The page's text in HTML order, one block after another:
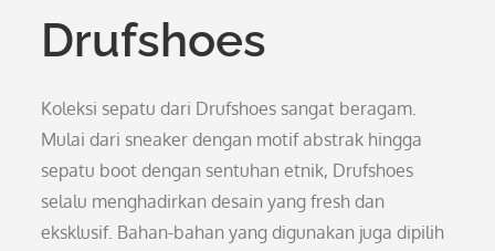
Drufshoes
Koleksi sepatu dari Drufshoes sangat beragam.
Mulai dari sneaker dengan motif abstrak hingga
sepatu boot dengan sentuhan etnik, Drufshoes
selalu menghadirkan desain yang fresh dan
eksklusif. Bahan-bahan yang digunakan juga dipilih